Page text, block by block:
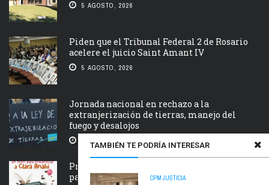
TAMBIÉN TE PODRÍA INTERESAR
CPM JUSTICIA
5 AGOSTO, 2026
Piden que el Tribunal Federal 2 de Rosario
acelere el juicio Saint Amant IV
5 AGOSTO, 2026
Jornada nacional en rechazo a la
extranjerización de tierras, manejo del
fuego y desalojos
5 AGOSTO, 2026
Próxima estación: un tren de ida y vuelta
para Clara Anahí